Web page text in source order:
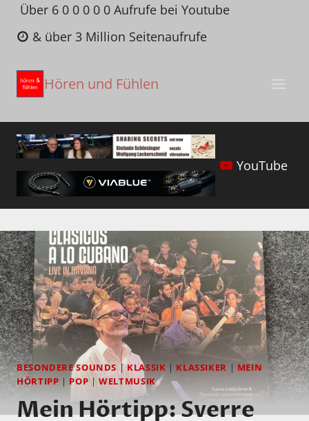
Zum
Inhalt
springen
Über 6 0 0 0 0 0 Aufrufe bei Youtube
& über 3 Million Seitenaufrufe
Hören und Fühlen
YouTube
BESONDERE SOUNDS |KLASSIK| KLASSIKER | MEIN
HÖRTIPP | POP |WELTMUSIK
Mein Hörtipp: Sverre